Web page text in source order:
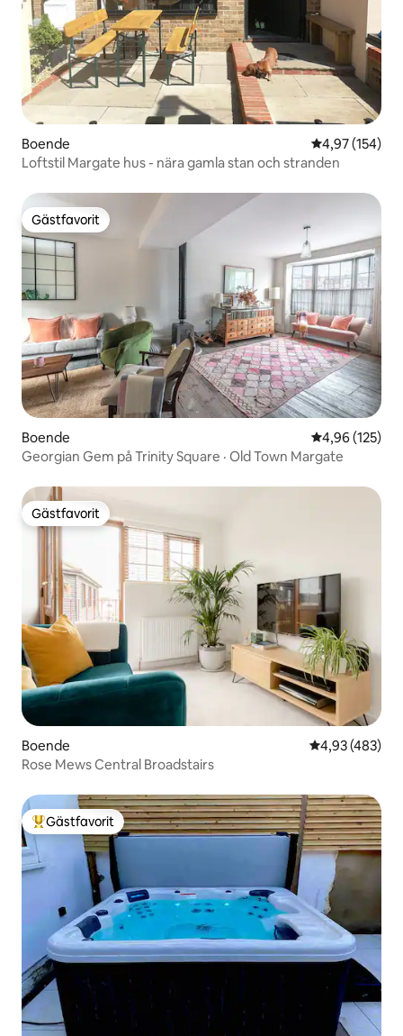
Boende 4,97 av 5 i
4,97 (154)
Loftstil Margate hus - nära gamla stan och stranden
Gästfavorit
Gästfavorit
Boende 4,96 av 5 i
4,96 (125)
Georgian Gem på Trinity Square · Old Town Margate
Gästfavorit
Gästfavorit
Boende 4,93 av 5 i
4,93 (483)
Rose Mews Central Broadstairs
Populär gästfavorit
Gästfavorit